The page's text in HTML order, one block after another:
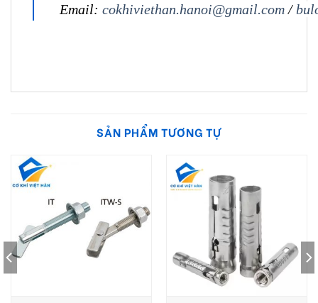
Email: cokhiviethan.hanoi@gmail.com/
SẢN PHẨM TƯƠNG TỰ